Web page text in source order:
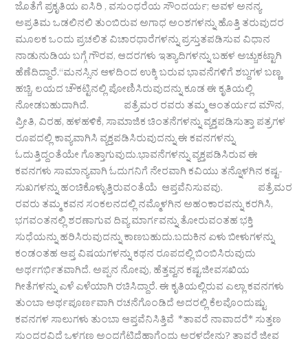
ಜೊತೆಗೆ ಪ್ರಕೃತಿಯ ಐಸಿರಿ , ವಸುಂಧರೆಯ ಸೌಂದರ್ಯ; ಅವಳ ಅನನ್ಯ
ಅಪ್ರತಿಮ ಒಡಲಿನಲಿ ತುಂಬಿರುವ ಅಗಾಧ ಅಂಶಗಳನ್ನು ಹೊತ್ತಿ ತರುವುದರ
ಮೂಲಕ ಒಂದು ಪ್ರಚಲಿತ ವಿಚಾರಧಾರೆಗಳನ್ನು ಪ್ರಸ್ತುತಪಡಿಸುವ ವಿಧಾನ
ನಾಡುನುಡಿಯ ಬಗ್ಗೆ ಗೌರವ, ಆದರಗಳು ಇತ್ಯಾದಿಗಳನ್ನು ಬಹಳ ಅಚ್ಚುಕಟ್ಟಾಗಿ
ಹೆಣೆದಿದ್ದಾರೆ.“ಮನಸ್ಸಿನ ಆಳದಿಂದ ಉಕ್ಕಿ ಬರುವ ಭಾವನೆಗಳಿಗೆ ಶಬ್ದಗಳ ಬಣ್ಣ
ಹಚ್ಚಿ, ಲಯದ ಚೌಕಟ್ಟಿನಲ್ಲಿ ಪೋಣಿಸಿರುವುದನ್ನು ಕೂಡ ಈ ಕೃತಿಯಲ್ಲಿ
ನೋಡಬಹುದಾಗಿದೆ. ಪತ್ರೆಮರ ರವರು ತಮ್ಮ ಆಂತರ್ಯದ ಮೌನ,
ಪ್ರೀತಿ, ವಿರಹ, ಹಳಹಳಿಕೆ, ಸಾಮಾಜಿಕ ಚಿಂತನೆಗಳನ್ನು ವ್ಯಕ್ತಪಡಿಸುತ್ತಾ ಪತ್ರಗಳ
ರೂಪದಲ್ಲಿ ಕಾವ್ಯವಾಗಿಸಿ ವ್ಯಕ್ತಪಡಿಸಿರುವುದನ್ನು ಈ ಕವನಗಳನ್ನು
ಓದುತ್ತಿದ್ದಂತೆಯೇ ಗೊತ್ತಾಗುವುದು.ಭಾವನೆಗಳನ್ನು ವ್ಯಕ್ತಪಡಿಸಿರುವ ಈ
ಕವನಗಳು ಸಾಮಾನ್ಯವಾಗಿ ಓದುಗನಿಗೆ ನೇರವಾಗಿ ಕವಿಯು ತನ್ನೊಳಗಿನ ಕಷ್ಟ-
ಸುಖಗಳನ್ನು ಹಂಚಿಕೊಳ್ಳುತ್ತಿರುವಂತೆಯೆ ಆಪ್ತವೆನಿಸುವವು. ಪತ್ರೆಮರ
ರವರು ತಮ್ಮ ಕವನ ಸಂಕಲನದಲ್ಲಿ ನಮ್ಮೊಳಗಿನ ಅಹಂಕಾರವನ್ನು ಕರಗಿಸಿ,
ಭಗವಂತನಲ್ಲಿ ಶರಣಾಗುವ ದಿವ್ಯ ಮಾರ್ಗವನ್ನು ತೋರುವಂತಹ ಭಕ್ತಿ
ಸುಧೆಯನ್ನು ಹರಿಸಿರುವುದನ್ನು ಕಾಣಬಹುದು.ಬದುಕಿನ ಏಳು ಬೀಳುಗಳನ್ನು
ಕಂಡಂತಹ ಆಪ್ತ ವಿಷಯಗಳನ್ನು ಕಥನ ರೂಪದಲ್ಲಿ ಬಿಂಬಿಸಿರುವುದು
ಅರ್ಥಗರ್ಭಿತವಾಗಿದೆ. ಅಪ್ಪನ ನೋವು, ಹೆತ್ತವ್ವನ ಕಷ್ಟ,ಜೀವಸಖಿಯ
ಗೀತೆಗಳನ್ನು ಎಳೆ ಎಳೆಯಾಗಿ ರಚಿಸಿದ್ದಾರೆ. ಈ ಕೃತಿಯಲ್ಲಿರುವ ಎಲ್ಲಾ ಕವನಗಳು
ತುಂಬಾ ಅರ್ಥಪೂರ್ಣವಾಗಿ ರಚನೆಗೊಂಡಿದೆ ಅದರಲ್ಲಿ ಕೆಲವೊಂದುಷ್ಟು
ಕವನಗಳ ಸಾಲುಗಳು ತುಂಬಾ ಆಪ್ತವೆನಿಸಿತ್ತಿವೆ *ತಾವರೆ ನಾವಾದರೆ* ಸುತ್ತಣ